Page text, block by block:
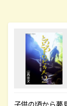
子供の頃から夢